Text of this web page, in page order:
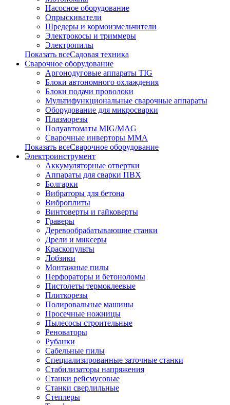
Насосное оборудование
Опрыскиватели
Шредеры и кормоизмельчители
Электрокосы и триммеры
Электропилы
Показать всеСадовая техника
Сварочное оборудование
Аргонодуговые аппараты TIG
Блоки автономного охлаждения
Блоки подачи проволоки
Мультифункциональные сварочные аппараты
Оборудование для микросварки
Плазморезы
Полуавтоматы MIG/MAG
Сварочные инверторы ММА
Показать всеСварочное оборудование
Электроинструмент
Аккумуляторные отвертки
Аппараты для сварки ПВХ
Болгарки
Вибраторы для бетона
Виброплиты
Винтоверты и гайковерты
Граверы
Деревообрабатывающие станки
Дрели и миксеры
Краскопульты
Лобзики
Монтажные пилы
Перфораторы и бетоноломы
Пистолеты термоклеевые
Плиткорезы
Полировальные машины
Просечные ножницы
Пылесосы строительные
Реноваторы
Рубанки
Сабельные пилы
Специализированные заточные станки
Стабилизаторы напряжения
Станки рейсмусовые
Станки сверлильные
Степлеры